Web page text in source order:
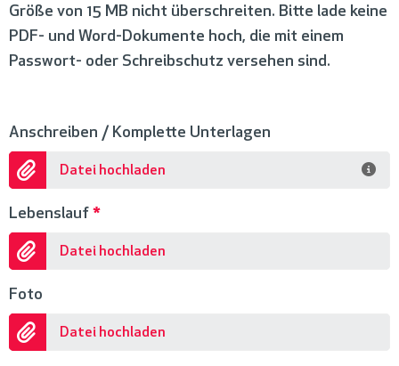
Größe von 15 MB nicht überschreiten. Bitte lade keine
PDF- und Word-Dokumente hoch, die mit einem
Passwort- oder Schreibschutz versehen sind.
Anschreiben / Komplette Unterlagen
Datei hochladen
Lebenslauf *
Datei hochladen
Foto
Datei hochladen